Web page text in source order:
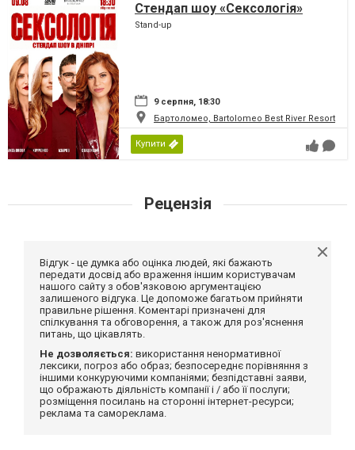
Стендап шоу «Сексологія»
Stand-up
9 серпня, 18:30
Бартоломео, Bartolomeo Best River Resort
Купити
Рецензія
Відгук - це думка або оцінка людей, які бажають
передати досвід або враження іншим користувачам
нашого сайту з обов'язковою аргументацією
залишеного відгука. Це допоможе багатьом прийняти
правильне рішення. Коментарі призначені для
спілкування та обговорення, а також для роз'яснення
питань, що цікавлять.
Не дозволяється: використання ненормативної
лексики, погроз або образ; безпосереднє порівняння з
іншими конкуруючими компаніями; безпідставні заяви,
що ображають діяльність компанії і / або її послуги;
розміщення посилань на сторонні інтернет-ресурси;
реклама та самореклама.